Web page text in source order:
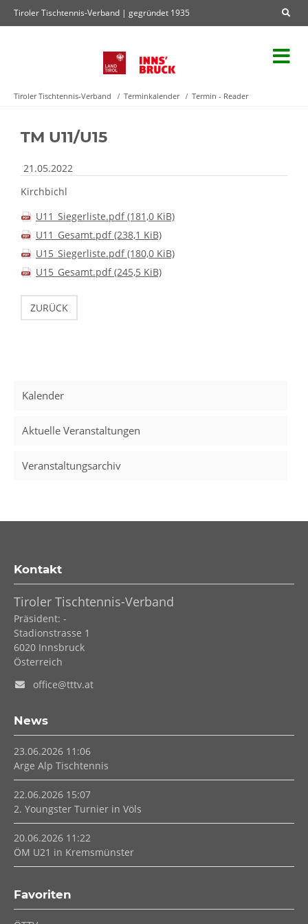
Tiroler Tischtennis-Verband | gegründet 1935
Tiroler Tischtennis-Verband Terminkalender Termin - Reader
TM U11/U15
21.05.2022
Kirchbichl
U11_Siegerliste.pdf(181,0 KiB)
U11_Gesamt.pdf(238,1 KiB)
U15_Siegerliste.pdf(180,0 KiB)
U15_Gesamt.pdf(245,5 KiB)
ZURÜCK
Kalender
Aktuelle Veranstaltungen
Veranstaltungsarchiv
Kontakt
Tiroler Tischtennis-Verband
Präsident: -
Stadionstrasse 1
6020 Innsbruck
Österreich
office@tttv.at
News
23.06.2026 11:06
Arge Alp Tischtennis
22.06.2026 15:07
2. Youngster Turnier in Völs
20.06.2026 11:22
ÖM U21 in Kremsmünster
Favoriten